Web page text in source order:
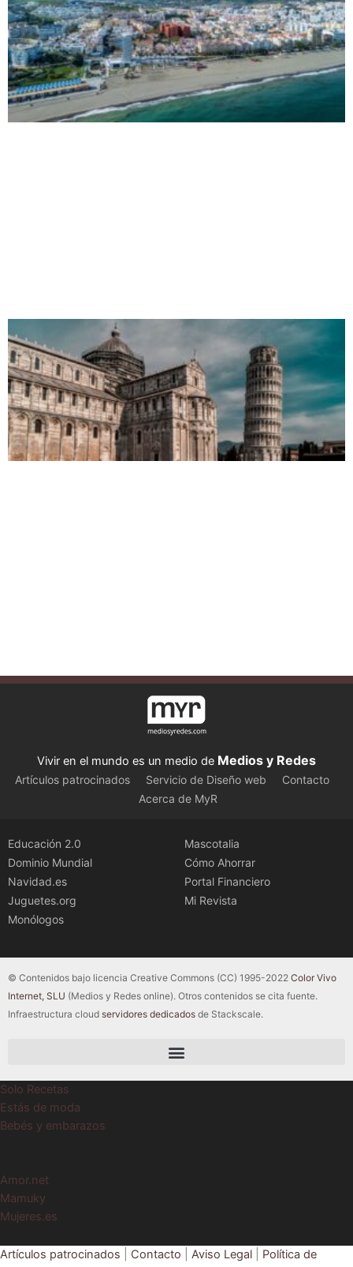
Vivir en el mundo es un medio de Medios y Redes
Artículos patrocinados Servicio de Diseño web
Contacto
Acerca de MyR
Educación 2.0
Dominio Mundial
Navidad.es
Juguetes.org
Monólogos
Mascotalia
Cómo Ahorrar
Portal Financiero
Mi Revista
© Contenidos bajo licencia Creative Commons (CC) 1995-2022 Color Vivo
Internet, SLU (Medios y Redes online). Otros contenidos se cita fuente.
Infraestructura cloud servidores dedicados de Stackscale.
Solo Recetas
Estás de moda
Bebés y embarazos
Amor.net
Mamuky
Mujeres.es
Artículos patrocinados Contacto Aviso Legal
Política de